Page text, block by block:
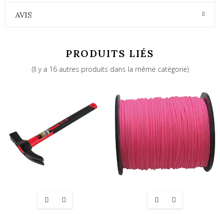
AVIS
PRODUITS LIÉS
(Il y a 16 autres produits dans la même catégorie)